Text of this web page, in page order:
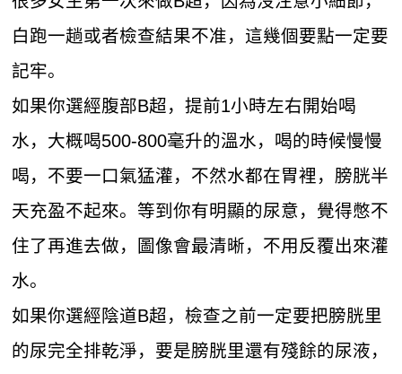
白跑一趟或者檢查結果不准，這幾個要點一定要
記牢。
如果你選經腹部B超，提前1小時左右開始喝
水，大概喝500-800毫升的溫水，喝的時候慢慢
喝，不要一口氣猛灌，不然水都在胃裡，膀胱半
天充盈不起來。等到你有明顯的尿意，覺得憋不
住了再進去做，圖像會最清晰，不用反覆出來灌
水。
如果你選經陰道B超，檢查之前一定要把膀胱里
的尿完全排乾淨，要是膀胱里還有殘餘的尿液，